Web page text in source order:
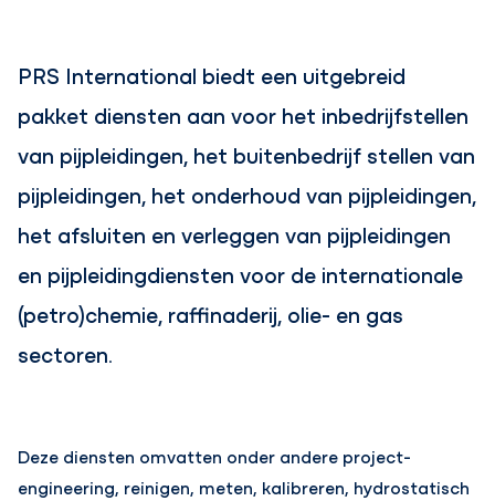
PRS International biedt een uitgebreid
pakket diensten aan voor het inbedrijfstellen
van pijpleidingen, het buitenbedrijf stellen van
pijpleidingen, het onderhoud van pijpleidingen,
het afsluiten en verleggen van pijpleidingen
en pijpleidingdiensten voor de internationale
(petro)chemie, raffinaderij, olie- en gas
sectoren.
Deze diensten omvatten onder andere project-
engineering, reinigen, meten, kalibreren, hydrostatisch